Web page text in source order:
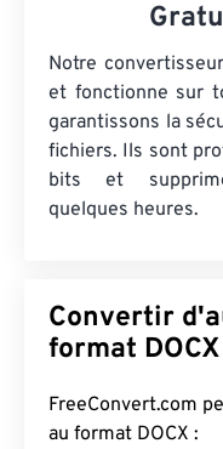
Notre
et fonctionne sur
garantissons la
fichiers. Ils sont
bits et
quelques heures.
Convertir
format DOCX
FreeConvert.com
au format DOCX :